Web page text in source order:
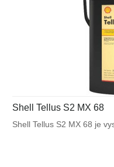
Shell Tellus S2 MX 68
Shell Tellus S2 MX 68 je